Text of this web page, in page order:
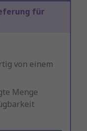
für
von einem
Menge